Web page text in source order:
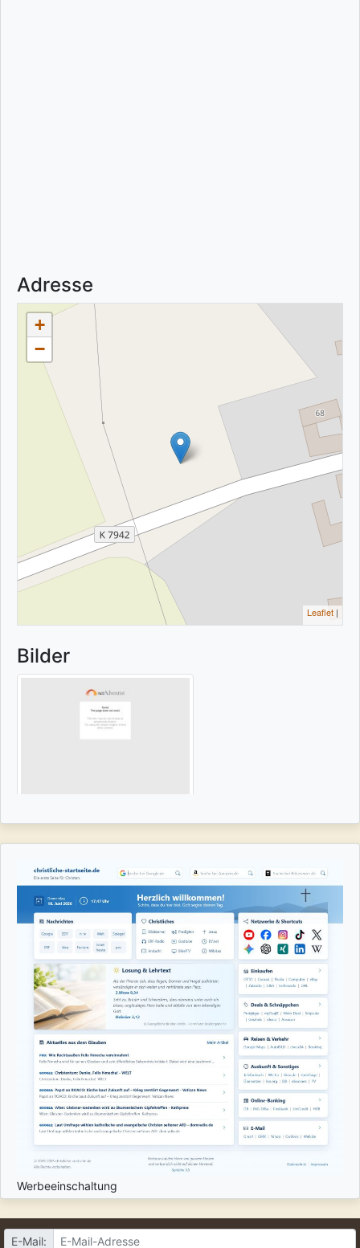
Adresse
+
−
Leaflet |
Bilder
Werbeeinschaltung
E-Mail: